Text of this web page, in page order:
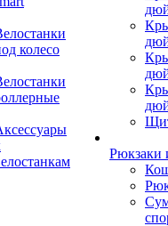
колесо
Рюкзаки